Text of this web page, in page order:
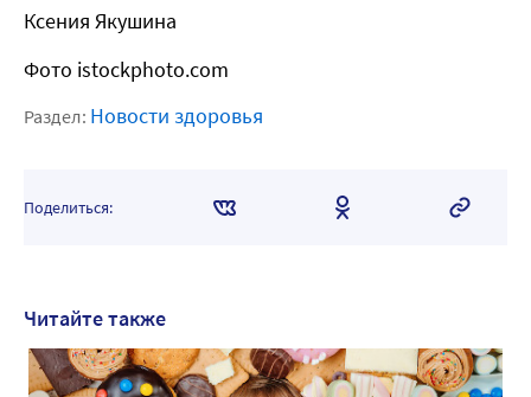
Ксения Якушина
Фото istockphoto.com
Раздел: Новости здоровья
Поделиться:
Читайте также